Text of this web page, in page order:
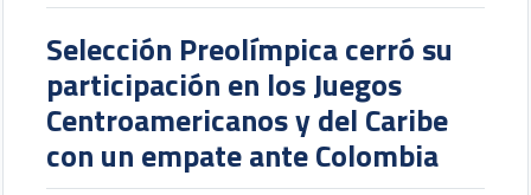
Selección Preolímpica cerró su
participación en los Juegos
Centroamericanos y del Caribe
con un empate ante Colombia